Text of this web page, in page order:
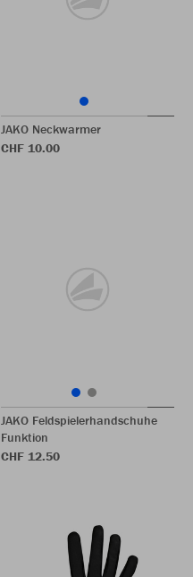
JAKO Neckwarmer
CHF 10.00
JAKO Feldspielerhandschuhe
Funktion
CHF 12.50